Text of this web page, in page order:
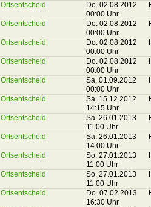
Ortsentscheid
Do. 02.08.2012
00:00 Uhr
Ortsentscheid
Do. 02.08.2012
00:00 Uhr
Ortsentscheid
Do. 02.08.2012
00:00 Uhr
Ortsentscheid
Do. 02.08.2012
00:00 Uhr
Ortsentscheid
Sa. 01.09.2012
00:00 Uhr
Ortsentscheid
Sa. 15.12.2012
14:15 Uhr
Ortsentscheid
Sa. 26.01.2013
11:00 Uhr
Ortsentscheid
Sa. 26.01.2013
14:00 Uhr
Ortsentscheid
So. 27.01.2013
11:00 Uhr
Ortsentscheid
So. 27.01.2013
11:00 Uhr
Ortsentscheid
Do. 07.02.2013
16:30 Uhr